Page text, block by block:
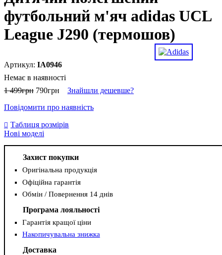
футбольний м'яч adidas UCL
League J290 (термошов)
IA0946
Немає в наявності
1 499грн 790грн
Знайшли дешевше?
Повідомити про наявність
Таблиця розмірів
Нові моделі
Захист покупки
Оригінальна продукція
Офіційна гарантія
Обмін / Повернення 14 днів
Програма лояльності
Гарантія кращої ціни
Накопичувальна знижка
Доставка